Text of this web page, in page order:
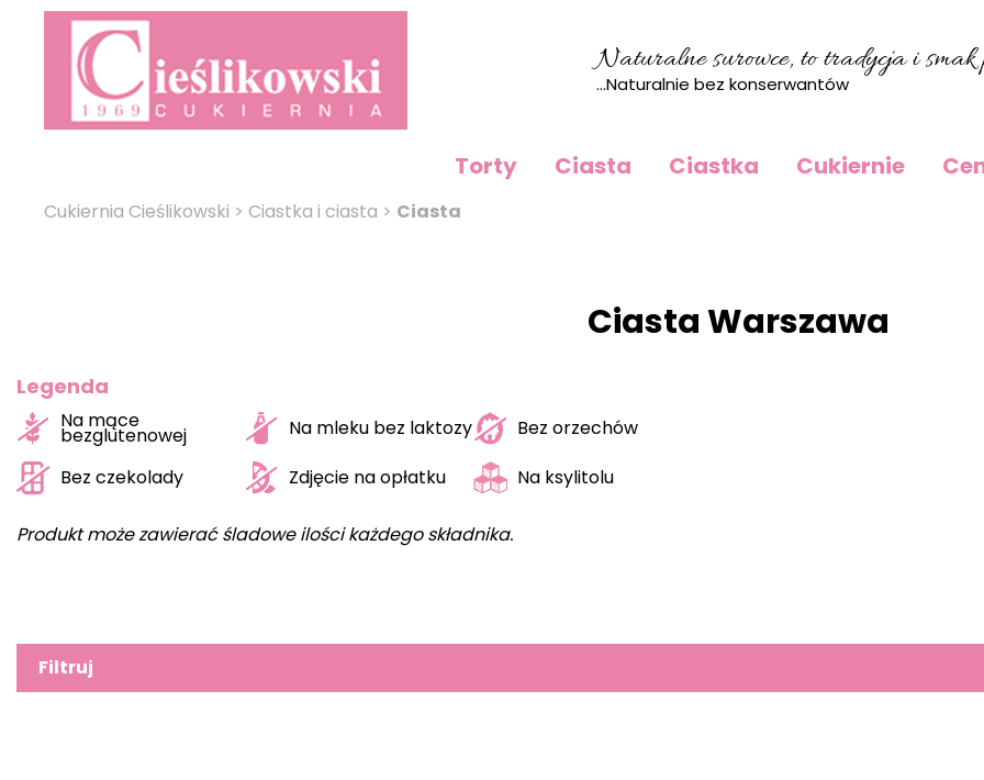
Naturalne surowce, to tradycja i smak
...Naturalnie bez konserwantów
Torty Ciasta Ciastka Cukiernie
Cukiernia Cieślikowski > Ciastka i ciasta > Ciasta
Ciasta Warszawa
Legenda
Na mące
bezglutenowej Na mleku bez laktozy
Bez orzechów
Bez czekolady
Zdjęcie na opłatku Na ksylitolu
Produkt może zawierać śladowe ilości każdego składnika.
Filtruj